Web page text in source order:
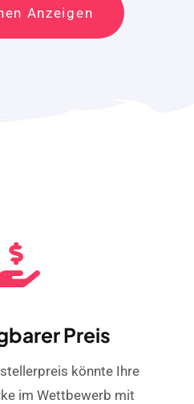
Anzeigen
Preis
könnte Ihre
im Wettbewerb mit